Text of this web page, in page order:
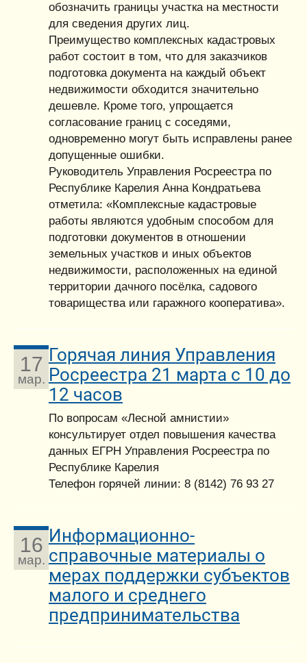
обозначить границы участка на местности
для сведения других лиц.
Преимущество комплексных кадастровых
работ состоит в том, что для заказчиков
подготовка документа на каждый объект
недвижимости обходится значительно
дешевле. Кроме того, упрощается
согласование границ с соседями,
одновременно могут быть исправлены ранее
допущенные ошибки.
Руководитель Управления Росреестра по
Республике Карелия Анна Кондратьева
отметила: «Комплексные кадастровые
работы являются удобным способом для
подготовки документов в отношении
земельных участков и иных объектов
недвижимости, расположенных на единой
территории дачного посёлка, садового
товарищества или гаражного кооператива».
17
мар.
Горячая линия Управления
Росреестра 21 марта с 10 до
12 часов
По вопросам «Лесной амнистии»
консультирует отдел повышения качества
данных ЕГРН Управления Росреестра по
Республике Карелия
Телефон горячей линии: 8 (8142) 76 93 27
16
мар.
Информационно-
справочные материалы о
мерах поддержки субъектов
малого и среднего
предпринимательства